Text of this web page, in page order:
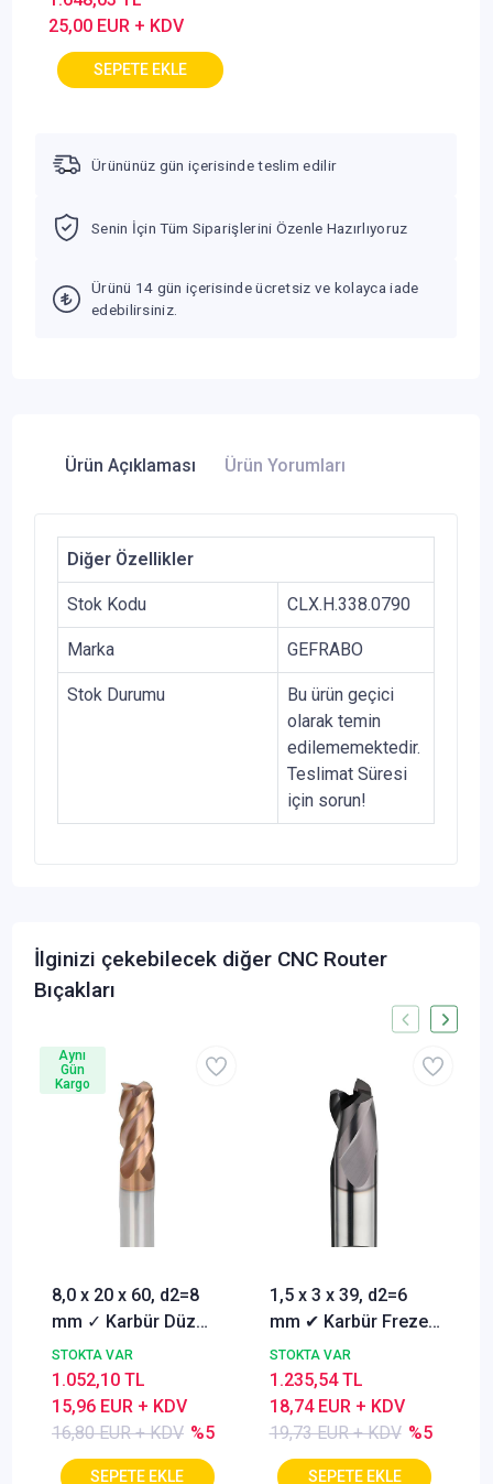
yüksek performanslı
metal matkap uçları,
kendinden
25,00 EUR + KDV
Ürününüz gün içerisinde teslim edilir
Senin İçin Tüm Siparişlerini Özenle Hazırlıyoruz
Ürünü 14 gün içerisinde ücretsiz ve kolayca iade
edebilirsiniz.
Ürün Açıklaması Ürün Yorumları
Diğer Özellikler
Stok Kodu CLX.H.338.0790
Marka GEFRABO
Stok Durumu
Bu ürün geçici
olarak temin
edilememektedir.
Teslimat Süresi
için sorun!
İlginizi çekebilecek diğer CNC Router
Bıçakları
8,0 x 20 x 60, d2=8
mm ✓ Karbür Düz
Freze, Parmak freze
ucu Z=4,TiSiN
Kaplamalı
STOKTA VAR
16,80 EUR + KDV %5
15,96 EUR + KDV
1.052,10 TL
Aynı
Gün
Kargo
1,5 x 3 x 39, d2=6
mm ✔ Karbür Freze
ucu, Z=3, Kaplamalı,
30°
STOKTA VAR
19,73 EUR + KDV %5
18,74 EUR + KDV
1.235,54 TL